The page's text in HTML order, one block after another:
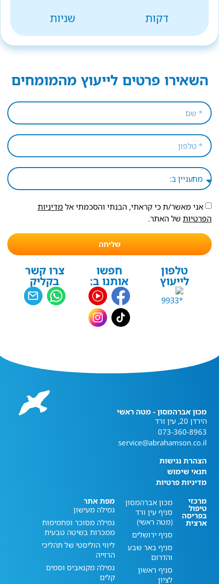
דקות
שניות
השאירו פרטים לייעוץ מהמומחים
אני מאשר/ת כי קראתי, הבנתי והסכמתי אל מדיניות
הפרטיות של האתר.
שליחה
טלפון
לייעוץ
חפשו
אותנו ב:
צרו קשר
בקליק
מכון אברהמסון - מטה ראשי
הירדן 20, עין ורד
073-360-8963
service@abrahamson.co.il
הצהרת נגישות
תנאי שימוש
מדיניות פרטיות
מרכזי
טיפול
בפריסה
ארצית
מכון אברהמסון
סניף עין ורד
(מטה ראשי)
סניף ירושלים
סניף באר שבע
והדרום
סניף ראשון
לציון
מפת אתר
גמילה מעישון
גמילה מסוכר ופחמימות
ממכרות בשיטה טבעית
ליווי הוליסטי של תהליכי
הרזייה
גמילה מקנאביס וסמים
קלים